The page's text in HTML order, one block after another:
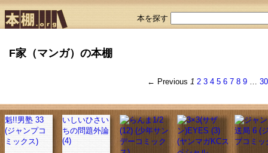
本を探す
F家（マンガ）の本棚
← Previous 1 2 3 4 5 6 7 8 9 30
魁!!男塾 33
(ジャンプコ
ミックス)
いしいひさい
ちの問題外論
(4)